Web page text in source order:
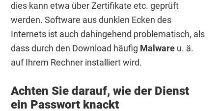
dies kann etwa über Zertifikate etc. geprüft
werden. Software aus dunklen Ecken des
Internets ist auch dahingehend problematisch, als
dass durch den Download häufig Malware u. ä.
auf Ihrem Rechner installiert wird.
Achten Sie darauf, wie der Dienst
ein Passwort knackt